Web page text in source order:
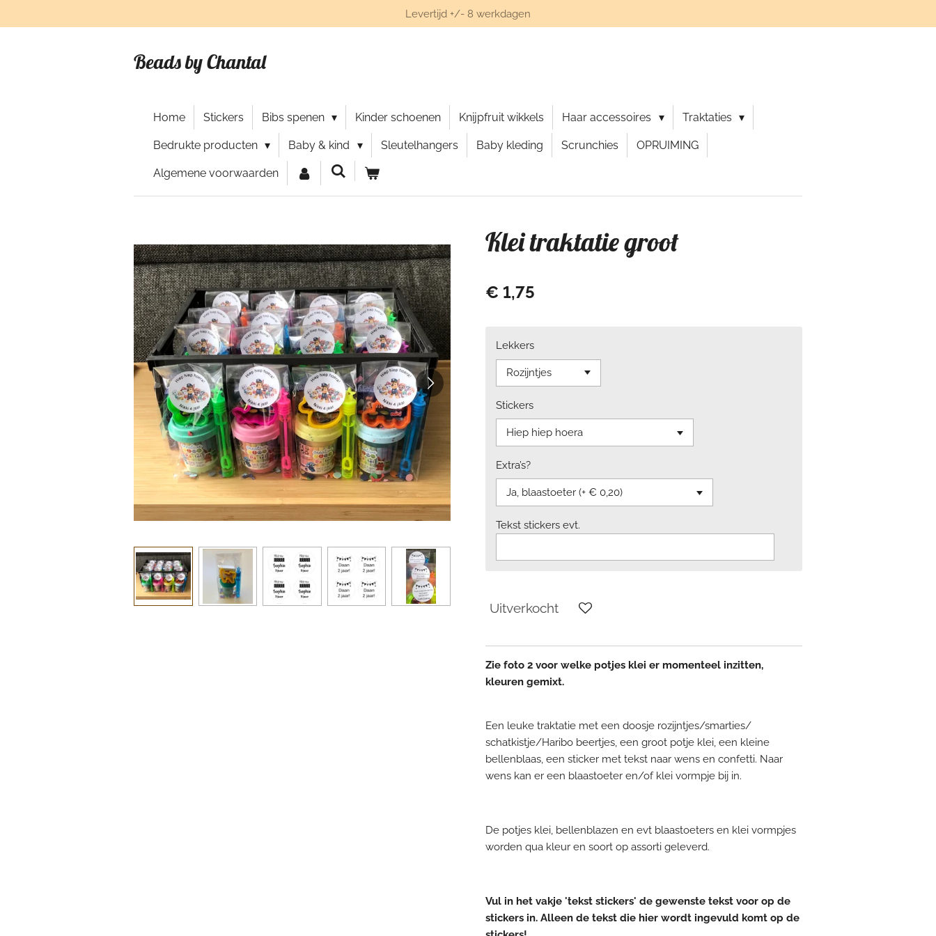
direct
Levertijd +/- 8 werkdagen
Beads by Chantal
Home Stickers Bibs spenen Kinder schoenen Knijpfruit wikkels Haar accessoires Traktaties
Bedrukte producten Baby & kind Sleutelhangers Baby kleding Scrunchies OPRUIMING
Algemene voorwaarden
Klei traktatie groot
€ 1,75
Lekkers
Stickers
Extra’s?
Tekst stickers evt.
Uitverkocht
Zie foto 2 voor welke potjes klei er momenteel inzitten,
kleuren gemixt.
Een leuke traktatie met een doosje rozijntjes/smarties/
schatkistje/Haribo beertjes, een groot potje klei, een kleine
bellenblaas, een sticker met tekst naar wens en confetti. Naar
wens kan er een blaastoeter en/of klei vormpje bij in.
De potjes klei, bellenblazen en evt blaastoeters en klei vormpjes
worden qua kleur en soort op assorti geleverd.
Vul in het vakje 'tekst stickers' de gewenste tekst voor op de
stickers in. Alleen de tekst die hier wordt ingevuld komt op de